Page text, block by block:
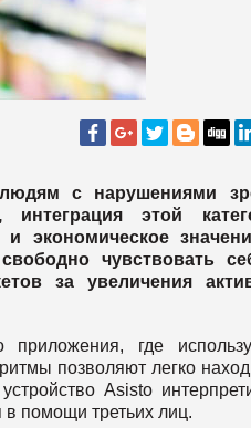
с нарушениями
этой
экономическое
чувствовать
за увеличения
где
позволяют легко
Asisto
помощи третьих лиц.